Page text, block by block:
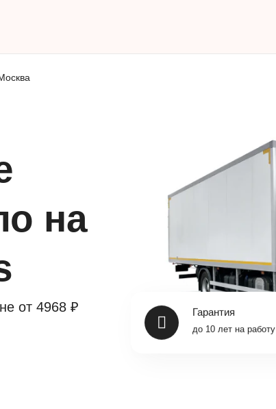
на
от 4968 ₽ Гарантия
до 10 лет на работу